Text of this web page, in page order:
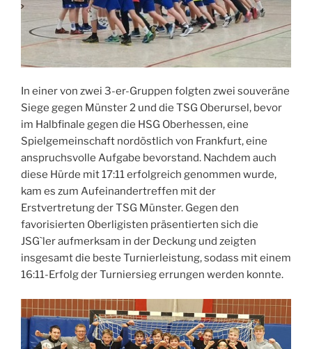
In einer von zwei 3-er-Gruppen folgten zwei souveräne
Siege gegen Münster 2 und die TSG Oberursel, bevor
im Halbfinale gegen die HSG Oberhessen, eine
Spielgemeinschaft nordöstlich von Frankfurt, eine
anspruchsvolle Aufgabe bevorstand. Nachdem auch
diese Hürde mit 17:11 erfolgreich genommen wurde,
kam es zum Aufeinandertreffen mit der
Erstvertretung der TSG Münster. Gegen den
favorisierten Oberligisten präsentierten sich die
JSG`ler aufmerksam in der Deckung und zeigten
insgesamt die beste Turnierleistung, sodass mit einem
16:11-Erfolg der Turniersieg errungen werden konnte.